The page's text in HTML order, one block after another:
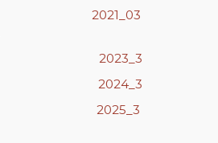
2021_03
2023_3
2024_3
2025_3